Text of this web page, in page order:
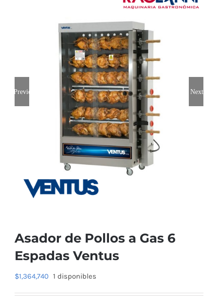
Previous Next
Asador de Pollos a Gas 6
Espadas Ventus
$1,364,740 1 disponibles